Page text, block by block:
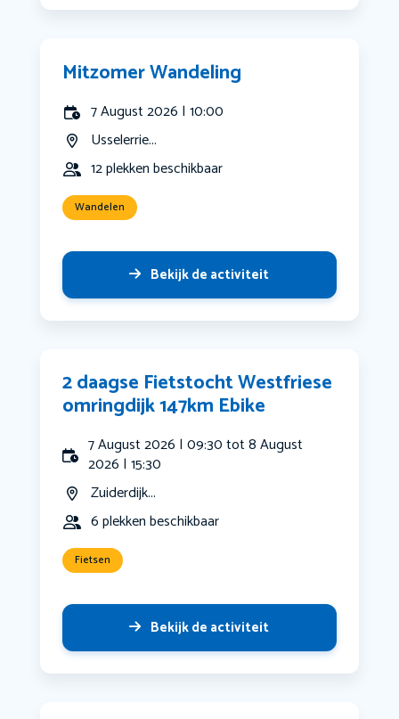
Mitzomer Wandeling
7 August 2026 | 10:00
Usselerrie...
12 plekken beschikbaar
Wandelen
Bekijk de activiteit
2 daagse Fietstocht Westfriese
omringdijk 147km Ebike
7 August 2026 | 09:30 tot 8 August
2026 | 15:30
Zuiderdijk...
6 plekken beschikbaar
Fietsen
Bekijk de activiteit